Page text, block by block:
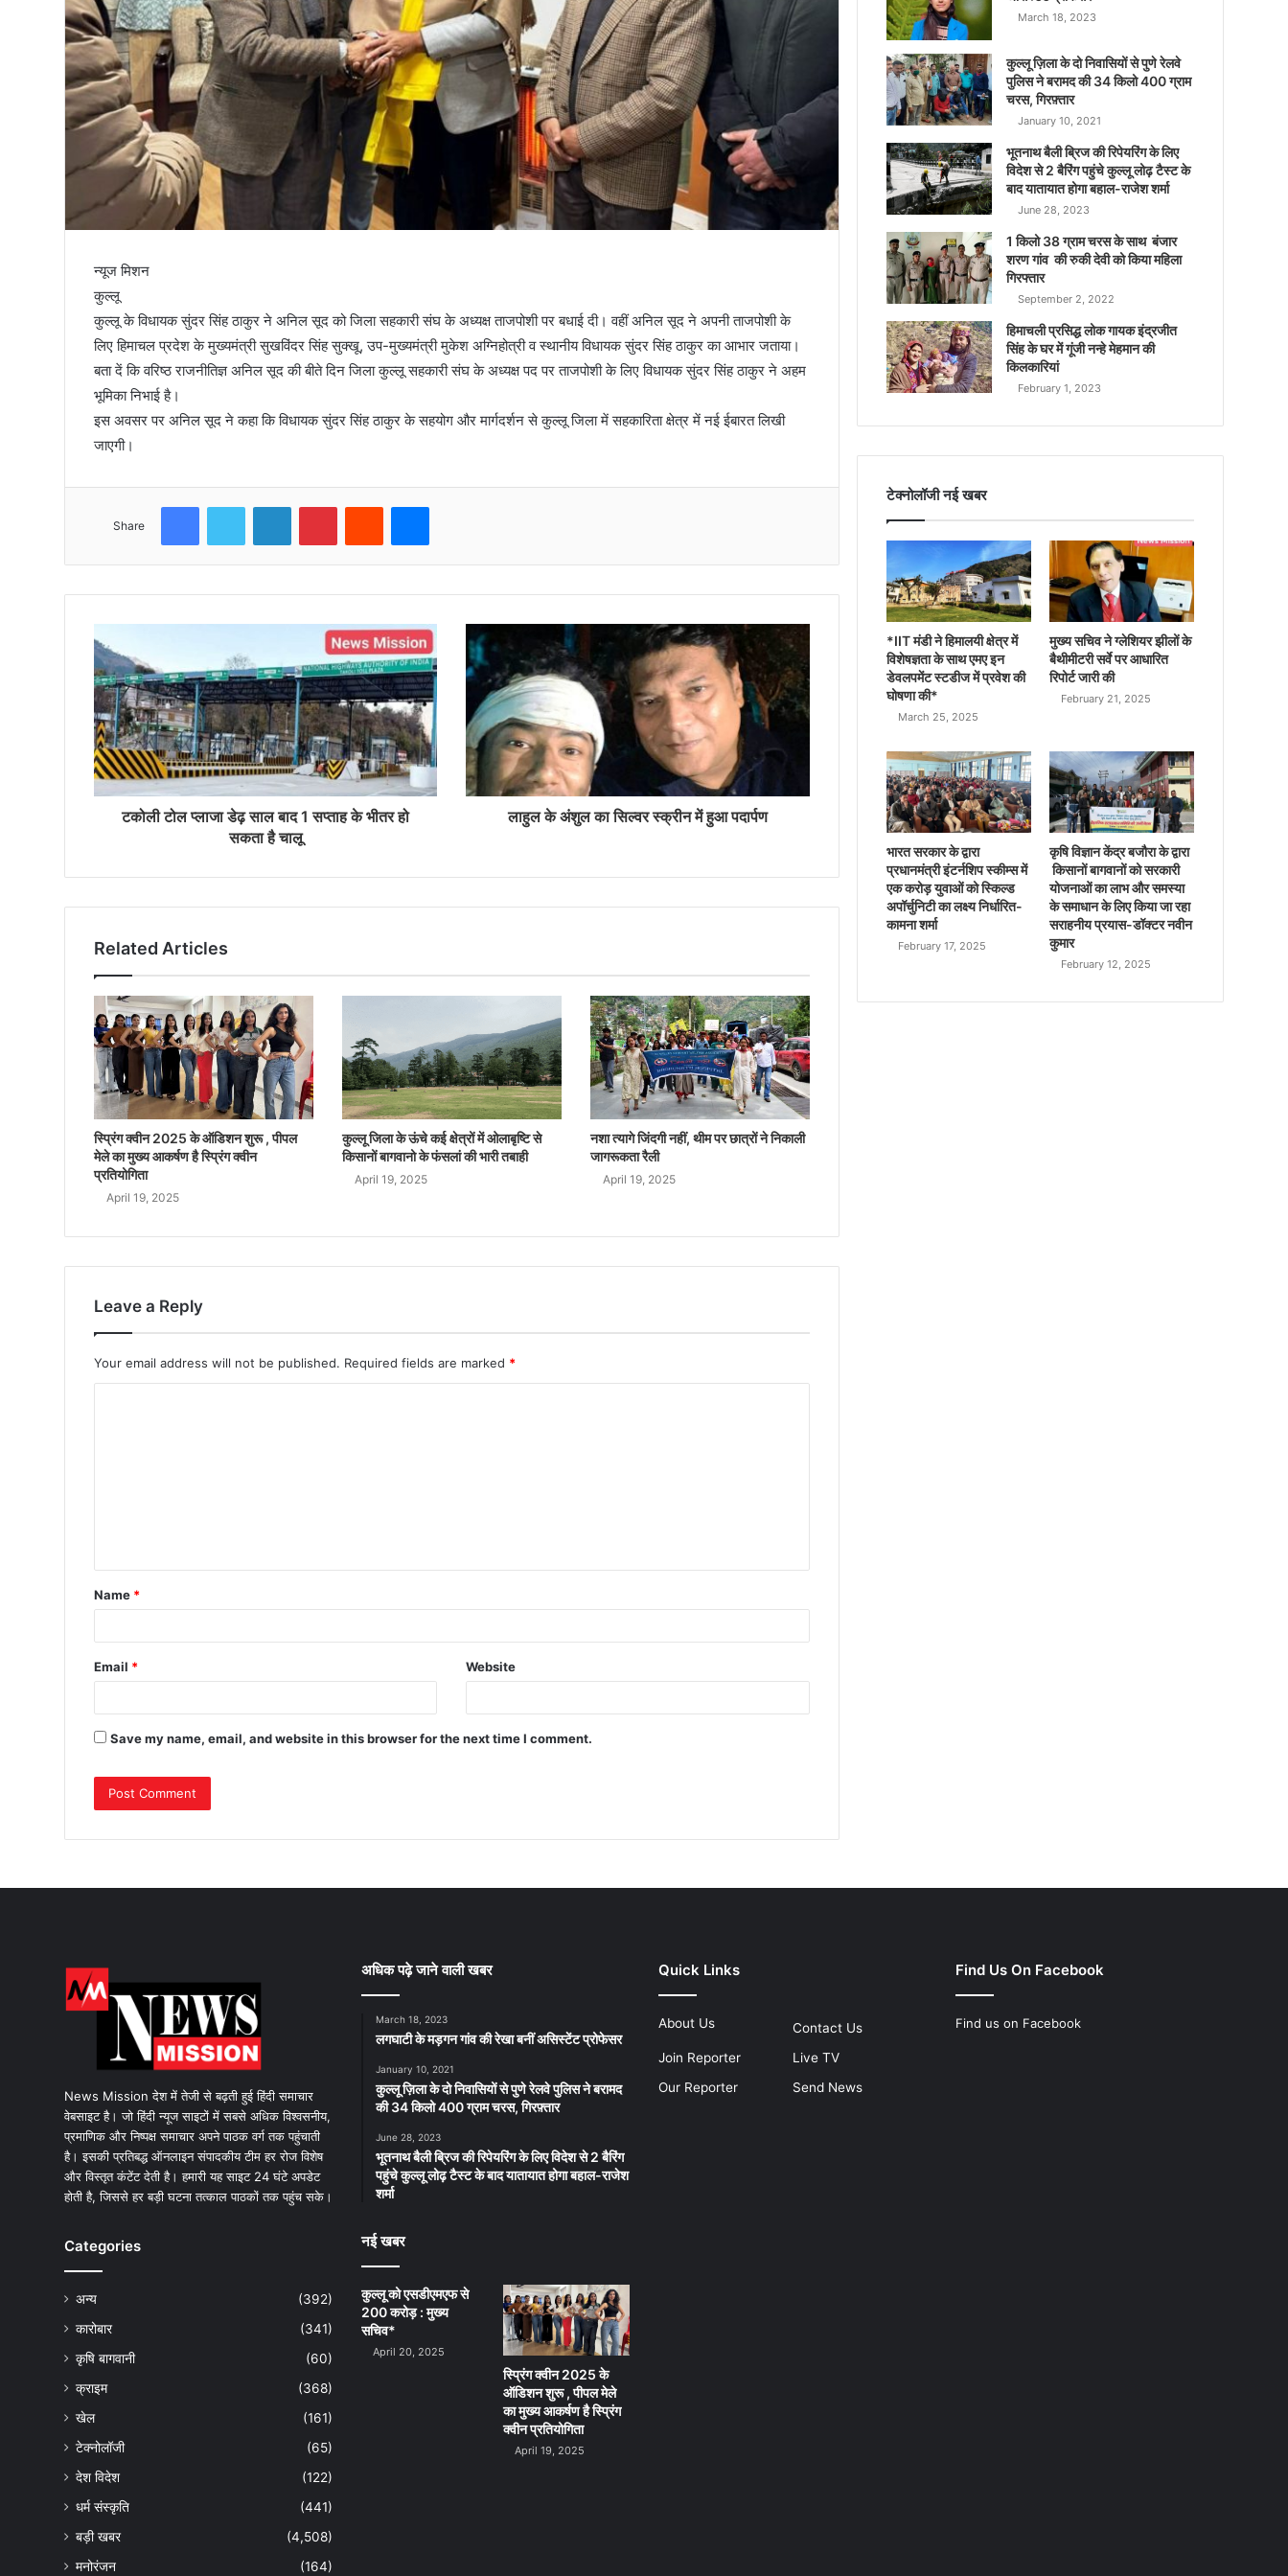
तिरंगा
न्यूज मिशन
कुल्लू
कुल्लू के विधायक सुंदर सिंह ठाकुर ने अनिल सूद को जिला सहकारी संघ के अध्यक्ष ताजपोशी पर बधाई दी। वहीं अनिल सूद ने अपनी ताजपोशी के
लिए हिमाचल प्रदेश के मुख्यमंत्री सुखविंदर सिंह सुक्खू, उप-मुख्यमंत्री मुकेश अग्निहोत्री व स्थानीय विधायक सुंदर सिंह ठाकुर का आभार जताया।
बता दें कि वरिष्ठ राजनीतिज्ञ अनिल सूद की बीते दिन जिला कुल्लू सहकारी संघ के अध्यक्ष पद पर ताजपोशी के लिए विधायक सुंदर सिंह ठाकुर ने अहम
भूमिका निभाई है।
इस अवसर पर अनिल सूद ने कहा कि विधायक सुंदर सिंह ठाकुर के सहयोग और मार्गदर्शन से कुल्लू जिला में सहकारिता क्षेत्र में नई ईबारत लिखी
जाएगी।
Share
टकोली टोल प्लाजा डेढ़ साल बाद 1 सप्ताह के भीतर हो
सकता है चालू
लाहुल के अंशुल का सिल्वर स्क्रीन में हुआ पदार्पण
Related Articles
स्प्रिंग क्वीन 2025 के ऑडिशन शुरू , पीपल
मेले का मुख्य आकर्षण है स्प्रिंग क्वीन
प्रतियोगिता
April 19, 2025
कुल्लू जिला के ऊंचे कई क्षेत्रों में ओलाबृष्टि से
किसानों बागवानो के फंसलां की भारी तबाही
April 19, 2025
नशा त्यागे जिंदगी नहीं, थीम पर छात्रों ने निकाली
जागरूकता रैली
April 19, 2025
Leave a Reply
Your email address will not be published. Required fields are marked *
Name *
Email * Website
Save my name, email, and website in this browser for the next time I comment.
March 18, 2023
कुल्लू ज़िला के दो निवासियों से पुणे रेलवे
पुलिस ने बरामद की 34 किलो 400 ग्राम
चरस, गिरफ़्तार
January 10, 2021
भूतनाथ बैली ब्रिज की रिपेयरिंग के लिए
विदेश से 2 बैरिंग पहुंचे कुल्लू लोढ़ टैस्ट के
बाद यातायात होगा बहाल-राजेश शर्मा
June 28, 2023
1 किलो 38 ग्राम चरस के साथ बंजार
शरण गांव की रुकी देवी को किया महिला
गिरफ्तार
September 2, 2022
हिमाचली प्रसिद्ध लोक गायक इंद्रजीत
सिंह के घर में गूंजी नन्हे मेहमान की
किलकारियां
February 1, 2023
टेक्नोलॉजी नई खबर
*IIT मंडी ने हिमालयी क्षेत्र में
विशेषज्ञता के साथ एमए इन
डेवलपमेंट स्टडीज में प्रवेश की
घोषणा की*
March 25, 2025
मुख्य सचिव ने ग्लेशियर झीलों के
बैथीमीटरी सर्वे पर आधारित
रिपोर्ट जारी की
February 21, 2025
भारत सरकार के द्वारा
प्रधानमंत्री इंटर्नशिप स्कीम्स में
एक करोड़ युवाओं को स्किल्ड
अपॉर्चुनिटी का लक्ष्य निर्धारित-
कामना शर्मा
February 17, 2025
कृषि विज्ञान केंद्र बजौरा के द्वारा
किसानों बागवानों को सरकारी
योजनाओं का लाभ और समस्या
के समाधान के लिए किया जा रहा
सराहनीय प्रयास-डॉक्टर नवीन
कुमार
February 12, 2025
News Mission देश में तेजी से बढ़ती हुई हिंदी समाचार
वेबसाइट है। जो हिंदी न्यूज साइटों में सबसे अधिक विश्वसनीय,
प्रमाणिक और निष्पक्ष समाचार अपने पाठक वर्ग तक पहुंचाती
है। इसकी प्रतिबद्ध ऑनलाइन संपादकीय टीम हर रोज विशेष
और विस्तृत कंटेंट देती है। हमारी यह साइट 24 घंटे अपडेट
होती है, जिससे हर बड़ी घटना तत्काल पाठकों तक पहुंच सके।
Categories
अन्य
(392)
कारोबार
(341)
कृषि बागवानी
(60)
क्राइम
(368)
खेल
(161)
टेक्नोलॉजी
(65)
देश विदेश
(122)
धर्म संस्कृति
(441)
बड़ी खबर
(4,508)
मनोरंजन
(164)
अधिक पढ़े जाने वाली खबर
March 18, 2023
लगघाटी के मड़गन गांव की रेखा बनीं असिस्टेंट प्रोफेसर
January 10, 2021
कुल्लू ज़िला के दो निवासियों से पुणे रेलवे पुलिस ने बरामद
की 34 किलो 400 ग्राम चरस, गिरफ़्तार
June 28, 2023
भूतनाथ बैली ब्रिज की रिपेयरिंग के लिए विदेश से 2 बैरिंग
पहुंचे कुल्लू लोढ़ टैस्ट के बाद यातायात होगा बहाल-राजेश
शर्मा
नई खबर
कुल्लू को एसडीएमएफ से
200 करोड़ : मुख्य
सचिव*
April 20, 2025
स्प्रिंग क्वीन 2025 के
ऑडिशन शुरू , पीपल मेले
का मुख्य आकर्षण है स्प्रिंग
क्वीन प्रतियोगिता
April 19, 2025
Quick Links
About Us
Contact Us
Join Reporter
Live TV
Our Reporter
Send News
Find Us On Facebook
Find us on Facebook